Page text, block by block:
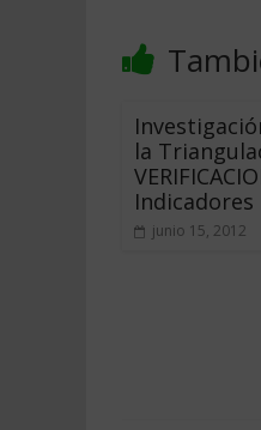
la
Indicadores
junio 15, 2012